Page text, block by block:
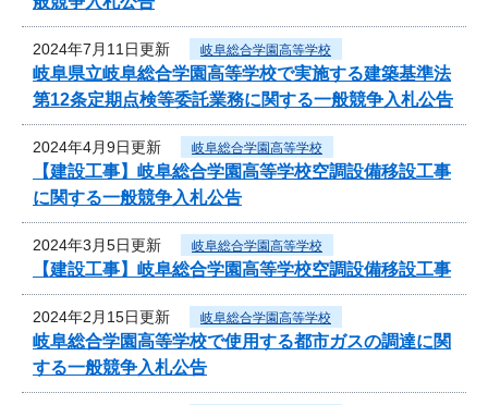
2024年7月11日更新 岐阜総合学園高等学校
岐阜県立岐阜総合学園高等学校で実施する建築基準法
第12条定期点検等委託業務に関する一般競争入札公告
2024年4月9日更新 岐阜総合学園高等学校
【建設工事】岐阜総合学園高等学校空調設備移設工事
に関する一般競争入札公告
2024年3月5日更新 岐阜総合学園高等学校
【建設工事】岐阜総合学園高等学校空調設備移設工事
2024年2月15日更新 岐阜総合学園高等学校
岐阜総合学園高等学校で使用する都市ガスの調達に関
する一般競争入札公告